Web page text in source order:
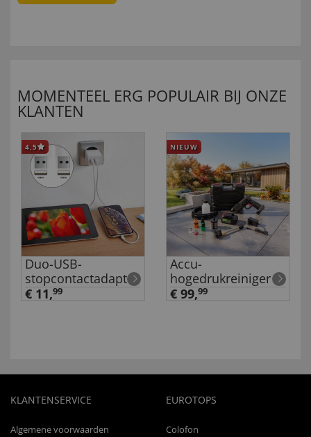
MOMENTEEL ERG POPULAIR BIJ ONZE
KLANTEN
4,5
Duo-USB-
stopcontactadapter
€ 11,99
NIEUW
Accu-
hogedrukreiniger
€ 99,99
KLANTENSERVICE
Algemene voorwaarden
EUROTOPS
Colofon